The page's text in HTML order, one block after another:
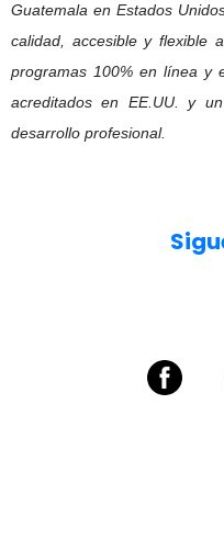
Guatemala en Estados
calidad, accesible y flexible
programas 100% en línea y
acreditados en EE.UU. y
desarrollo profesional.